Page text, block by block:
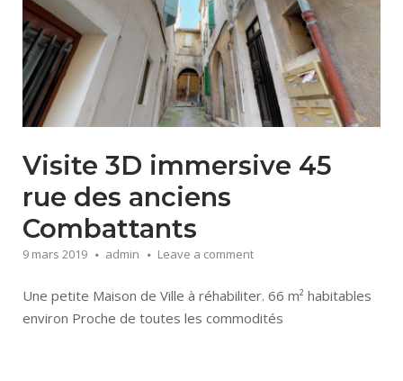
Visite 3D immersive 45
rue des anciens
Combattants
9 mars 2019 admin Leave a comment
Une petite Maison de Ville à réhabiliter. 66 m² habitables
environ Proche de toutes les commodités